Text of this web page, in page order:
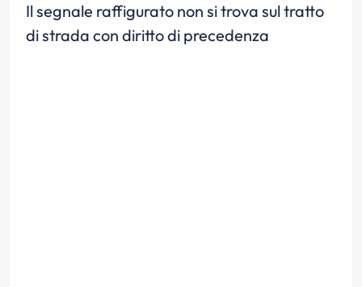
Il segnale raffigurato non si trova sul tratto
di strada con diritto di precedenza